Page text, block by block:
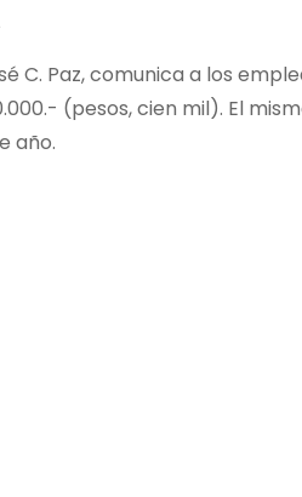
C. Paz, comunica a los
(pesos, cien mil). El
año.